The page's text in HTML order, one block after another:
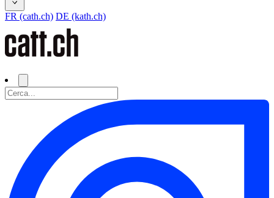
FR (cath.ch) DE (kath.ch)